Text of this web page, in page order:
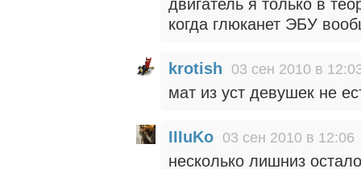
двигатель я только в
когда глюканет ЭБУ
krotish 03 сен 2010 в
мат из уст девушек не
IIIuKo 03 сен 2010 в 12:06
несколько лишниз